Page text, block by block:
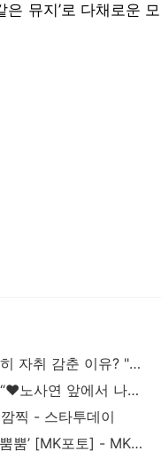
뮤지’로 다채로운 모
`밥심` 최제우, 홀연히 자취 감춘 이유? "소속사에게 사기→일용직 해서 갚기도 했다"
‘동상이몽2’ 이무송, “♥노사연 앞에서 나는 빈곤층” 솔직한 마음 고백
찍 - 스타투데이
효진초이 ‘걸크러쉬 뿜뿜’ [MK포토] - MK스포츠